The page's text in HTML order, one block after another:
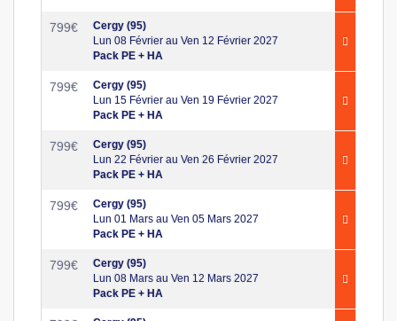
799€
Cergy (95)
Lun 08 Février au Ven 12 Février 2027
Pack PE + HA
799€
Cergy (95)
Lun 15 Février au Ven 19 Février 2027
Pack PE + HA
799€
Cergy (95)
Lun 22 Février au Ven 26 Février 2027
Pack PE + HA
799€
Cergy (95)
Lun 01 Mars au Ven 05 Mars 2027
Pack PE + HA
799€
Cergy (95)
Lun 08 Mars au Ven 12 Mars 2027
Pack PE + HA